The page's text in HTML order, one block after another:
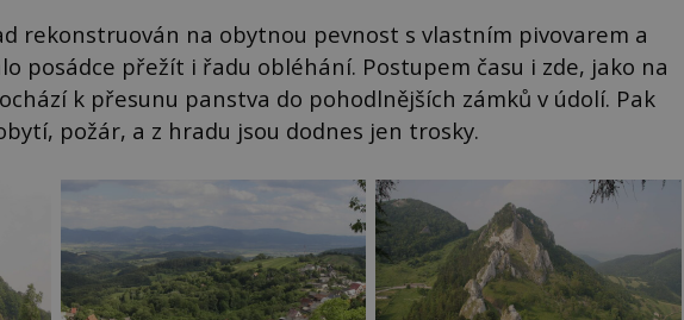
rekonstruován na obytnou pevnost s vlastním pivovarem a
posádce přežít i řadu obléhání. Postupem času i zde, jako na
k přesunu panstva do pohodlnějších zámků v údolí. Pak
požár, a z hradu jsou dodnes jen trosky.